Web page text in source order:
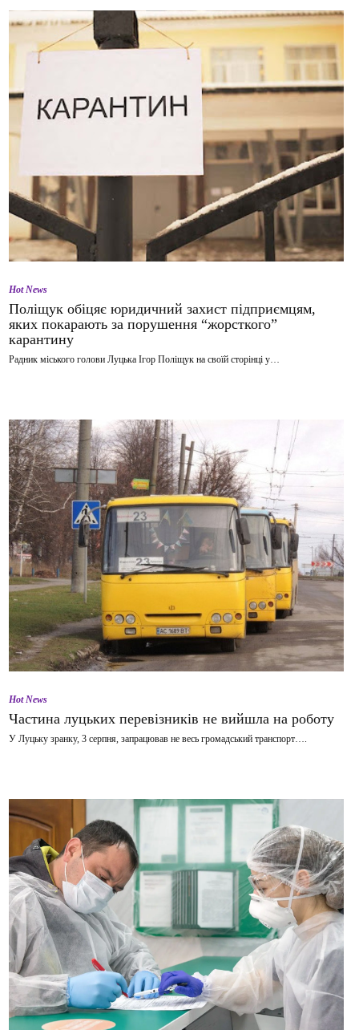
Hot News
Поліщук обіцяє юридичний захист підприємцям,
яких покарають за порушення “жорсткого”
карантину
Радник міського голови Луцька Ігор Поліщук на своїй сторінці у…
Hot News
Частина луцьких перевізників не вийшла на роботу
У Луцьку зранку, 3 серпня, запрацював не весь громадський транспорт….